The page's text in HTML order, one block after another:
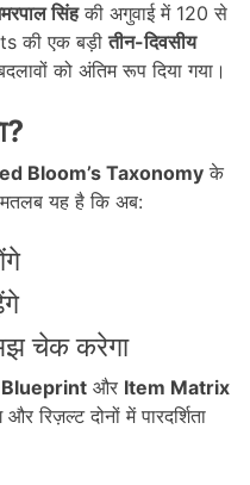
सिंहकी अगुवाई में 120 से
की एक बड़ीतीन-दिवसीय
को अंतिम रूप दिया गया।
?
Bloom’s Taxonomyके
यह है कि अब:
चेक करेगा
Blueprint और Item Matrix
रिज़ल्ट दोनों में पारदर्शिता